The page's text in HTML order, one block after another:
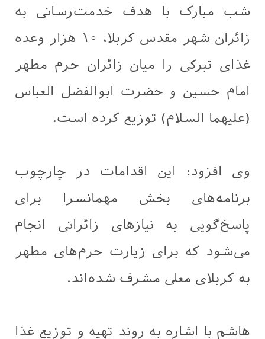
شب مبارک با هدف خدمت‌رسانی به
زائران شهر مقدس کربلا، ۱۰ هزار وعده
غذای تبرکی را میان زائران حرم مطهر
امام حسین و حضرت ابوالفضل العباس
(علیهما السلام) توزیع کرده است.
وی افزود: این اقدامات در چارچوب
برنامه‌های بخش مهمانسرا برای
پاسخ‌گویی به نیازهای زائرانی انجام
می‌شود که برای زیارت حرم‌های مطهر
به کربلای معلی مشرف شده‌اند.
هاشم با اشاره به روند تهیه و توزیع غذا